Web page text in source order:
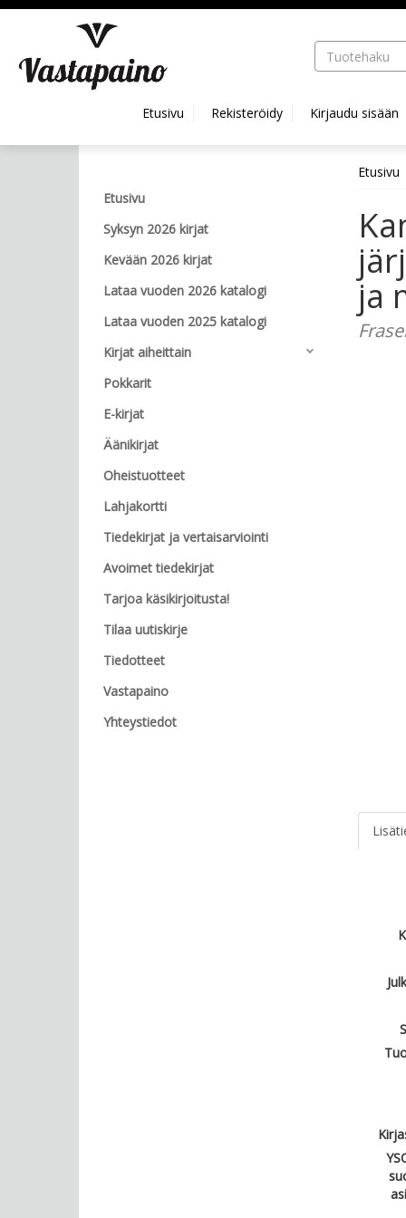
Hyppää pääsisältöön
Etusivu Rekisteröidy Kirjaudu sisään
Etusivu
Syksyn 2026 kirjat
Kevään 2026 kirjat
Lataa vuoden 2026 katalogi
Lataa vuoden 2025 katalogi
Kirjat aiheittain
Pokkarit
E-kirjat
Äänikirjat
Oheistuotteet
Lahjakortti
Tiedekirjat ja vertaisarviointi
Avoimet tiedekirjat
Tarjoa käsikirjoitusta!
Tilaa uutiskirje
Tiedotteet
Vastapaino
Yhteystiedot
Etusivu
ja